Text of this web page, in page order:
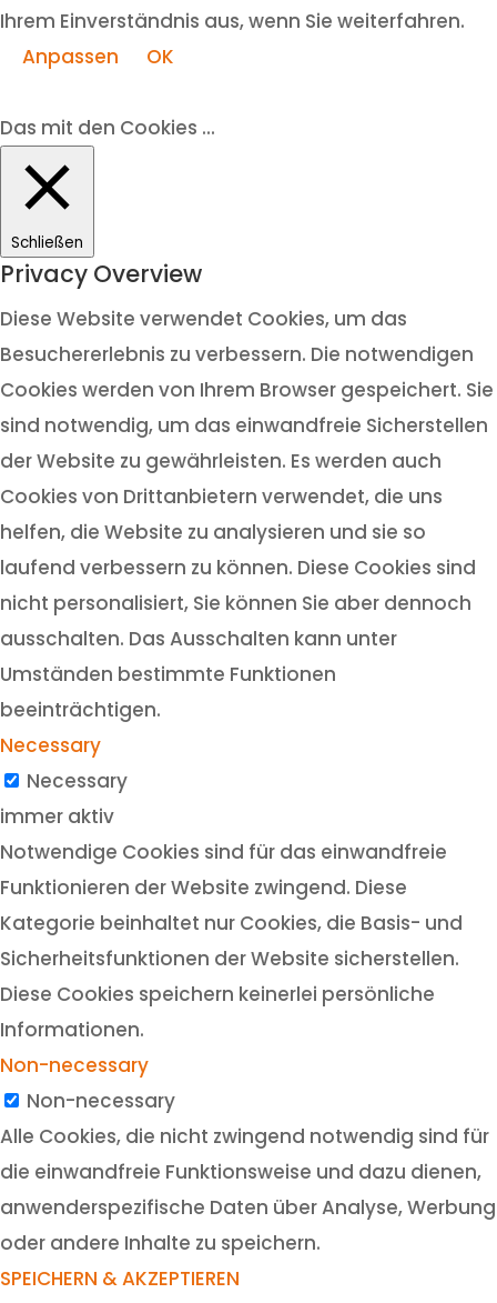
Ihrem Einverständnis aus, wenn Sie weiterfahren.
Anpassen
OK
Das mit den Cookies ...
Schließen
Privacy Overview
Diese Website verwendet Cookies, um das
Besuchererlebnis zu verbessern. Die notwendigen
Cookies werden von Ihrem Browser gespeichert. Sie
sind notwendig, um das einwandfreie Sicherstellen
der Website zu gewährleisten. Es werden auch
Cookies von Drittanbietern verwendet, die uns
helfen, die Website zu analysieren und sie so
laufend verbessern zu können. Diese Cookies sind
nicht personalisiert, Sie können Sie aber dennoch
ausschalten. Das Ausschalten kann unter
Umständen bestimmte Funktionen
beeinträchtigen.
Necessary
Necessary
immer aktiv
Notwendige Cookies sind für das einwandfreie
Funktionieren der Website zwingend. Diese
Kategorie beinhaltet nur Cookies, die Basis- und
Sicherheitsfunktionen der Website sicherstellen.
Diese Cookies speichern keinerlei persönliche
Informationen.
Non-necessary
Non-necessary
Alle Cookies, die nicht zwingend notwendig sind für
die einwandfreie Funktionsweise und dazu dienen,
anwenderspezifische Daten über Analyse, Werbung
oder andere Inhalte zu speichern.
SPEICHERN & AKZEPTIEREN